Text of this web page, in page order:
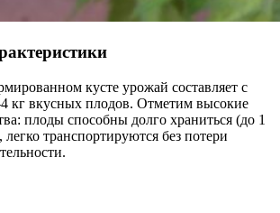
кусте урожай составляет с
4 кг вкусных плодов. Отметим высокие
плоды способны долго храниться (до 1
транспортируются без потери